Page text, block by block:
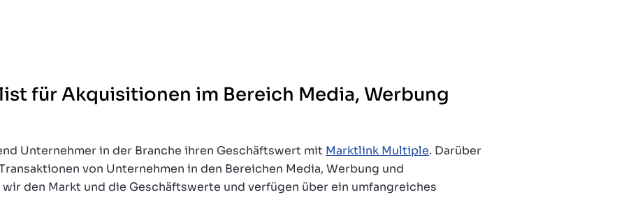
für Akquisitionen im Bereich Media, Werbung
Unternehmer in der Branche ihren Geschäftswert mit Marktlink Multiple. Darüber
von Unternehmen in den Bereichen Media, Werbung und
den Markt und die Geschäftswerte und verfügen über ein umfangreiches